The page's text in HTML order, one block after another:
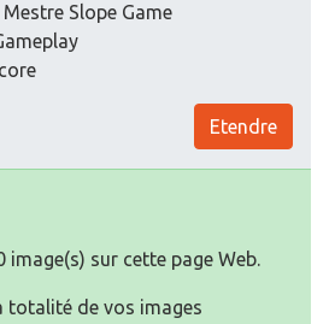
Slope Game
Etendre
image(s) sur cette page Web.
totalité de vos images